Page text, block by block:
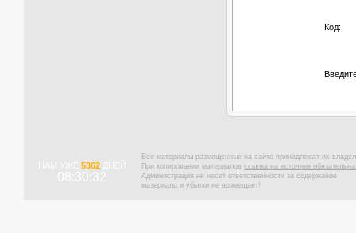
Код:
НАМ УЖЕ 5362ДНЕЙ
08:30:33
Все материалы размещенные на сайте принадлежат их
При копировании материалов ссылка на источник
Администрация не несет ответственности за содержание
материала и убытки не возмещает!